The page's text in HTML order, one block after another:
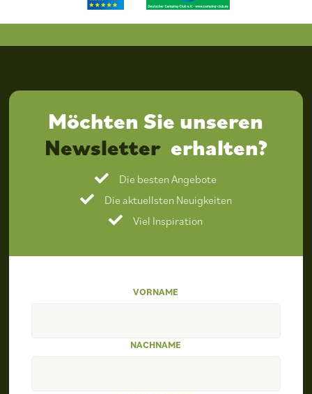
Möchten Sie unseren
Newsletter erhalten?
Die besten Angebote
Die aktuellsten Neuigkeiten
Viel Inspiration
VORNAME
NACHNAME